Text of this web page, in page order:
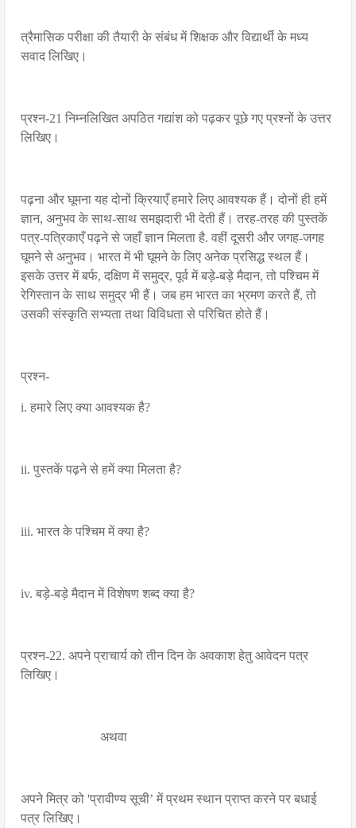
त्रैमासिक परीक्षा की तैयारी के संबंध में शिक्षक और विद्यार्थी के मध्य
सवाद लिखिए।
प्रश्न-21 निम्नलिखित अपठित गद्यांश को पढ़कर पूछे गए प्रश्नों के उत्तर
लिखिए।
पढ़ना और घूमना यह दोनों क्रियाएँ हमारे लिए आवश्यक हैं। दोनों ही हमें
ज्ञान, अनुभव के साथ-साथ समझदारी भी देती हैं। तरह-तरह की पुस्तकें
पत्र-पत्रिकाएँ पढ़ने से जहाँ ज्ञान मिलता है. वहीं दूसरी और जगह-जगह
घूमने से अनुभव। भारत में भी घूमने के लिए अनेक प्रसिद्ध स्थल हैं।
इसके उत्तर में बर्फ, दक्षिण में समुद्र, पूर्व में बड़े-बड़े मैदान, तो पश्चिम में
रेगिस्तान के साथ समुद्र भी हैं। जब हम भारत का भ्रमण करते हैं, तो
उसकी संस्कृति सभ्यता तथा विविधता से परिचित होते हैं।
प्रश्न-
i. हमारे लिए क्या आवश्यक है?
ii. पुस्तकें पढ़ने से हमें क्या मिलता है?
iii. भारत के पश्चिम में क्या है?
iv. बड़े-बड़े मैदान में विशेषण शब्द क्या है?
प्रश्न-22. अपने प्राचार्य को तीन दिन के अवकाश हेतु आवेदन पत्र
लिखिए।
अथवा
अपने मित्र को 'प्रावीण्य सूची’ में प्रथम स्थान प्राप्त करने पर बधाई
पत्र लिखिए।